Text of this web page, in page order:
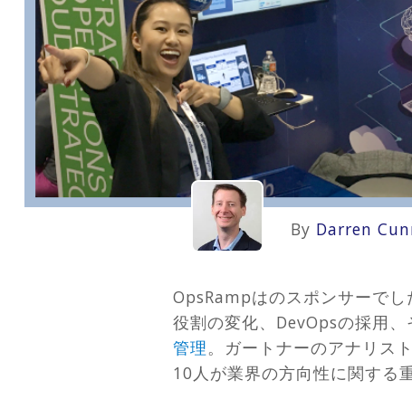
By Darren
OpsRampはのスポンサーでし
役割の変化、DevOpsの採用、
管理。ガートナーのアナリス
10人が業界の方向性に関する